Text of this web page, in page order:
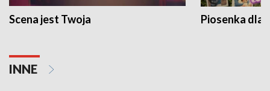
Scena jest Twoja Piosenka dla
INNE